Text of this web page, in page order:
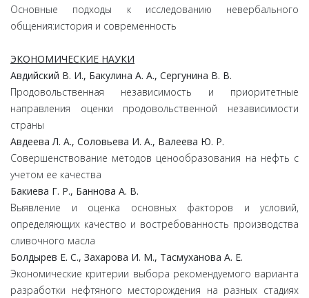
Основные подходы к исследованию невербального
общения:история и современность
ЭКОНОМИЧЕСКИЕ НАУКИ
Авдийский В. И., Бакулина А. А., Сергунина В. В.
Продовольственная независимость и приоритетные
направления оценки продовольственной независимости
страны
Авдеева Л. А., Соловьева И. А., Валеева Ю. Р.
Совершенствование методов ценообразования на нефть с
учетом ее качества
Бакиева Г. Р., Баннова А. В.
Выявление и оценка основных факторов и условий,
определяющих качество и востребованность производства
сливочного масла
Болдырев Е. С., Захарова И. М., Тасмуханова А. Е.
Экономические критерии выбора рекомендуемого варианта
разработки нефтяного месторождения на разных стадиях